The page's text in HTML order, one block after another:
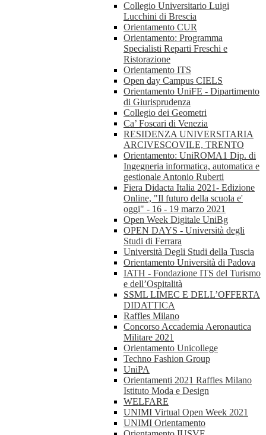
Collegio Universitario Luigi
Lucchini di Brescia
Orientamento CUR
Orientamento: Programma
Specialisti Reparti Freschi e
Ristorazione
Orientamento ITS
Open day Campus CIELS
Orientamento UniFE - Dipartimento
di Giurisprudenza
Collegio dei Geometri
Ca’ Foscari di Venezia
RESIDENZA UNIVERSITARIA
ARCIVESCOVILE, TRENTO
Orientamento: UniROMA1 Dip. di
Ingegneria informatica, automatica e
gestionale Antonio Ruberti
Fiera Didacta Italia 2021- Edizione
Online, "Il futuro della scuola e'
oggi" - 16 - 19 marzo 2021
Open Week Digitale UniBg
OPEN DAYS - Università degli
Studi di Ferrara
Università Degli Studi della Tuscia
Orientamento Università di Padova
IATH - Fondazione ITS del Turismo
e dell’Ospitalità
SSML LIMEC E DELL’OFFERTA
DIDATTICA
Raffles Milano
Concorso Accademia Aeronautica
Militare 2021
Orientamento Unicollege
Techno Fashion Group
UniPA
Orientamenti 2021 Raffles Milano
Istituto Moda e Design
WELFARE
UNIMI Virtual Open Week 2021
UNIMI Orientamento